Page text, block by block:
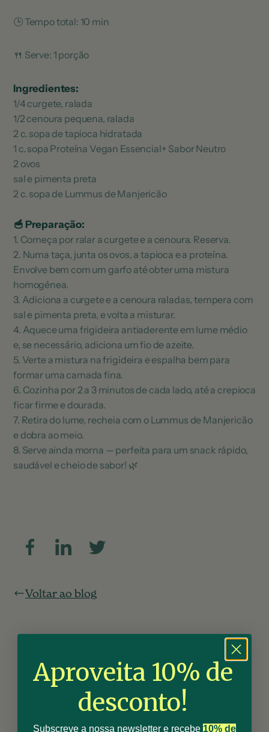
🕒 Tempo total: 10 min
🍴 Serve: 1 porção
Ingredientes:
1/4 curgete, ralada
1/2 cenoura pequena, ralada
2 c. sopa de tapioca hidratada
1 c. sopa Proteína Vegan Essencial+ Sabor Neutro
2 ovos
sal e pimenta preta
2 c. sopa de Lummus de Manjericão
🥣 Preparação:
1. Começa por ralar a curgete e a cenoura. Reserva.
2. Numa taça, junta os ovos, a tapioca e a proteína.
Envolve bem com um garfo até obter uma mistura
homogénea.
3. Adiciona a curgete e a cenoura raladas, tempera com
sal e pimenta preta, e volta a misturar.
4. Aquece uma frigideira antiaderente em lume médio
e, se necessário, adiciona um fio de azeite.
5. Verte a mistura na frigideira e espalha bem para
formar uma camada fina.
6. Cozinha por 2 a 3 minutos de cada lado, até a crepioca
ficar firme e dourada.
7. Retira do lume, recheia com o Lummus de Manjericão
e dobra ao meio.
8. Serve ainda morna — perfeita para um snack rápido,
saudável e cheio de sabor! 🌿
Voltar ao blog
Acabadas de
chegar
Aproveita 10% de
desconto!
Subscreve a nossa newsletter e recebe 10% de